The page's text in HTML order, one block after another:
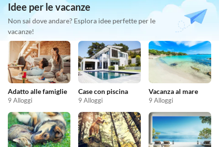
Idee per le vacanze
Non sai dove andare? Esplora idee perfette per le
vacanze!
Adatto alle famiglie
9 Alloggi
Case con piscina
9 Alloggi
Vacanza al mare
9 Alloggi